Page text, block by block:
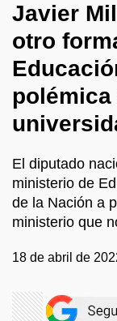
Javier
otro
El diputado
ministerio de
de la Nación a
ministerio que
18 de abril de